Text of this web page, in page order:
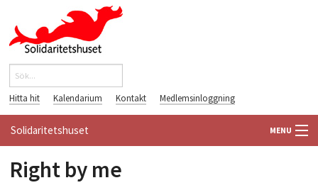
Hoppa till huvudinnehåll
Sökformulär
Hitta hit Kalendarium Kontakt Medlemsinloggning
Solidaritetshuset MENU
HEM
Right by me